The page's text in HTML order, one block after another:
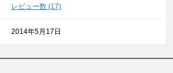
レビュー数 (17)
2014年5月17日